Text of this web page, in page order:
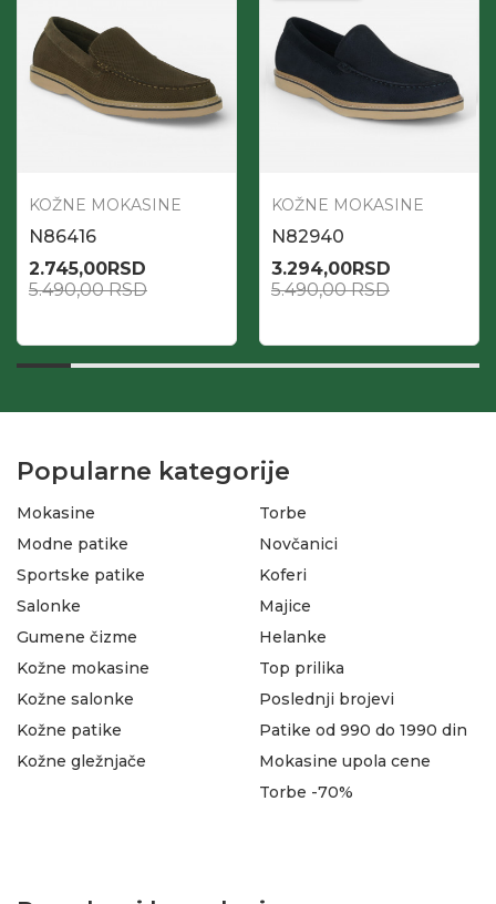
KOŽNE MOKASINE
N86416
2.745,00RSD
5.490,00RSD
KOŽNE MOKASINE
N82940
3.294,00RSD
5.490,00RSD
Popularne kategorije
Mokasine
Modne patike
Sportske patike
Salonke
Gumene čizme
Torbe
Novčanici
Koferi
Majice
Helanke
Kožne mokasine
Kožne salonke
Kožne patike
Kožne gležnjače
Top prilika
Poslednji brojevi
Patike od 990 do 1990 din
Mokasine upola cene
Torbe -70%